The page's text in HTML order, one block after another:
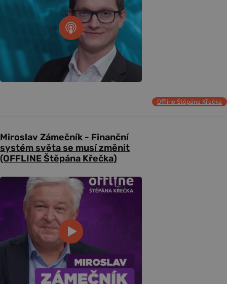
Offline Štěpána Křečka
Miroslav Zámečník - Finanční
systém světa se musí změnit
(OFFLINE Štěpána Křečka)